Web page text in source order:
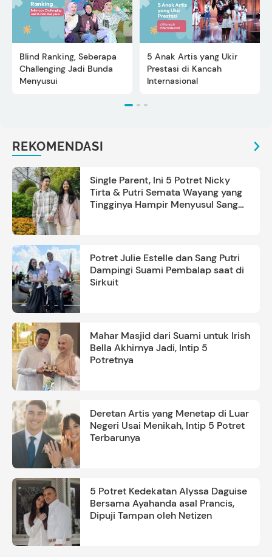
Blind Ranking, Seberapa
Challenging Jadi Bunda
Menyusui
5 Anak Artis yang Ukir
Prestasi di Kancah
Internasional
REKOMENDASI
Single Parent, Ini 5 Potret Nicky
Tirta & Putri Semata Wayang yang
Tingginya Hampir Menyusul Sang
Potret Julie Estelle dan Sang Putri
Dampingi Suami Pembalap saat di
Sirkuit
Mahar Masjid dari Suami untuk Irish
Bella Akhirnya Jadi, Intip 5
Potretnya
Deretan Artis yang Menetap di Luar
Negeri Usai Menikah, Intip 5 Potret
Terbarunya
5 Potret Kedekatan Alyssa Daguise
Bersama Ayahanda asal Prancis,
Dipuji Tampan oleh Netizen